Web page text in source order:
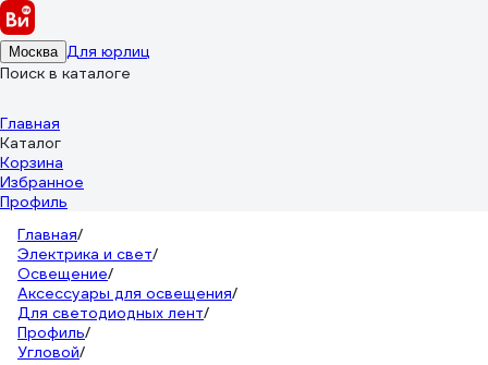
Москва Для юрлиц
Поиск в каталоге
Главная
Каталог
Корзина
Избранное
Профиль
Главная/
Электрика и свет/
Освещение/
Аксессуары для освещения/
Для светодиодных лент/
Профиль/
Угловой/